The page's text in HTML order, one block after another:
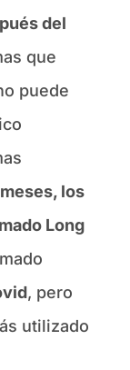
del
que
puede
los
Long
, pero
utilizado